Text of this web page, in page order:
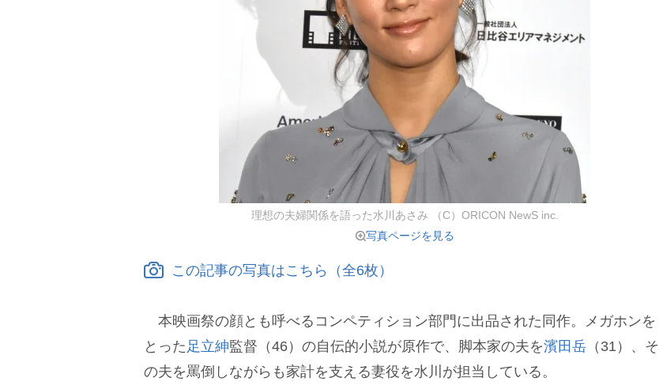
理想の夫婦関係を語った水川あさみ （C）ORICON NewS inc.
写真ページを見る
この記事の写真はこちら（全6枚）
本映画祭の顔とも呼べるコンペティション部門に出品された同作。メガホンを
とった 足立紳監督（46）の自伝的小説が原作で、脚本家の夫を濱田岳 （31）、そ
の夫を罵倒しながらも家計を支える妻役を水川が担当している。